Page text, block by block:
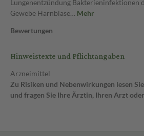
Lungenentzündung Bakterieninfektionen
Gewebe Harnblase… Mehr
Bewertungen
Hinweistexte und Pflichtangaben
Arzneimittel
Zu Risiken und Nebenwirkungen lesen
und fragen Sie Ihre Ärztin, Ihren Arzt